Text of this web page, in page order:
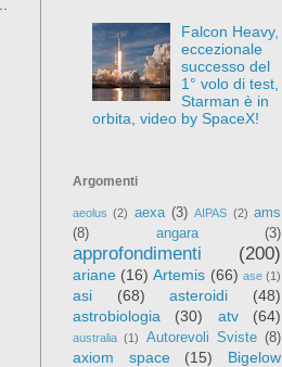
Falcon Heavy,
eccezionale
successo del
1° volo di test,
Starman è in
orbita, video by SpaceX!
Argomenti
aeolus (2) aexa (3) AIPAS (2) ams
(8)
angara (3)
approfondimenti (200)
ariane (16) Artemis (66) ase (1)
asi (68) asteroidi
(48)
astrobiologia
(30) atv (64)
australia (1) Autorevoli Sviste (8)
axiom space (15)
Bigelow